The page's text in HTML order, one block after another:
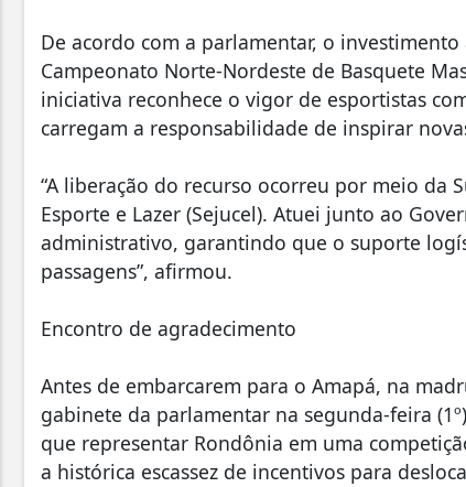
De acordo com a parlamentar, o
Campeonato Norte-Nordeste de Basquete
iniciativa reconhece o vigor de esportistas
carregam a responsabilidade de inspirar
“A liberação do recurso ocorreu por meio da
Esporte e Lazer (Sejucel). Atuei junto ao
administrativo, garantindo que o suporte
passagens”, afirmou.
Encontro de agradecimento
Antes de embarcarem para o Amapá, na
gabinete da parlamentar na segunda-feira
que representar Rondônia em uma
a histórica escassez de incentivos para